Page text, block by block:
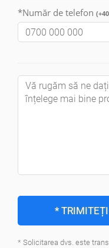
*Număr de telefon
*
* Solicitarea dvs. este